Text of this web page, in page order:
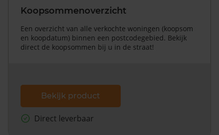
Koopsommenoverzicht
Een overzicht van alle verkochte woningen (koopsom
en koopdatum) binnen een postcodegebied. Bekijk
direct de koopsommen bij u in de straat!
Bekijk product
Direct leverbaar